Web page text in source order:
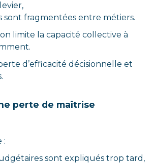
sont fragmentées entre métiers.
limite la capacité collective à
d’efficacité décisionnelle et
perte de maîtrise
:
sont expliqués trop tard,